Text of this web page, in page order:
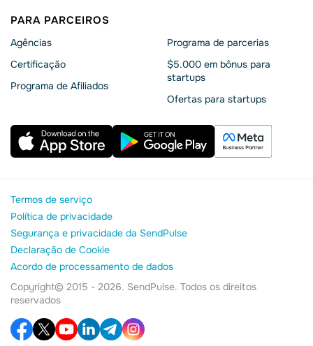
PARA PARCEIROS
Agências
Сertificação
Programa de Afiliados
Programa de parcerias
$5.000 em bônus para
startups
Ofertas para startups
Termos de serviço
Política de privacidade
Segurança e privacidade da SendPulse
Declaração de Cookie
Acordo de processamento de dados
Copyright© 2015 - 2026. SendPulse. Todos os direitos
reservados